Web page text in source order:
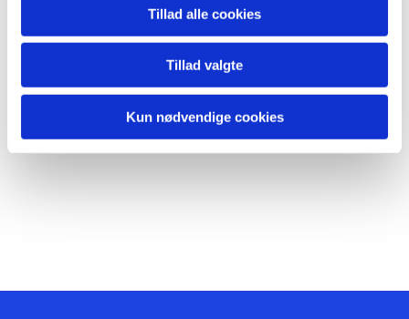
Tillad alle cookies
Tillad valgte
Kun nødvendige cookies